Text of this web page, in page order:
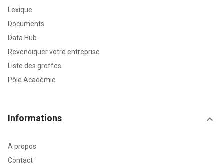
Lexique
Documents
Data Hub
Revendiquer votre entreprise
Liste des greffes
Pôle Académie
Informations
A propos
Contact